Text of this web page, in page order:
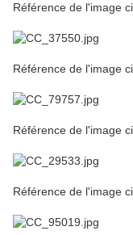
Référence de l'image
Référence de l'image
Référence de l'image
Référence de l'image